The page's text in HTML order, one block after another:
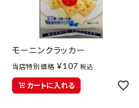
モーニンクラッカー
当店特別価格 ¥107 税込
カートに入れる